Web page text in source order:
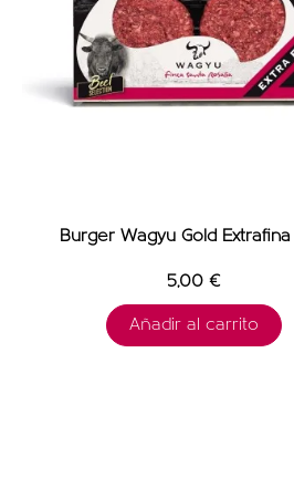
Burger Wagyu Gold
5,00 €
Añadir al carrito